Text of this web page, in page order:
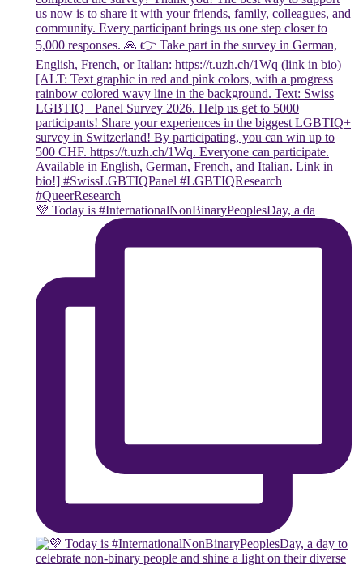
💜 Today is #InternationalNonBinaryPeoplesDay, a da